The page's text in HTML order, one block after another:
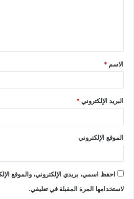
الاسم *
البريد الإلكتروني*
الموقع الإلكتروني
احفظ اسمي، بريدي الإلكتروني، والموقع
لاستخدامها المرة المقبلة في تعليقي.